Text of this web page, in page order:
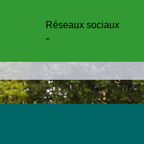
Réseaux sociaux
-